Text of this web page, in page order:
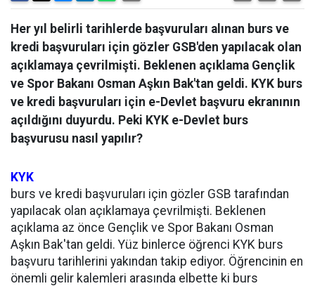
Her yıl belirli tarihlerde başvuruları alınan burs ve
kredi başvuruları için gözler GSB'den yapılacak olan
açıklamaya çevrilmişti. Beklenen açıklama Gençlik
ve Spor Bakanı Osman Aşkın Bak'tan geldi. KYK burs
ve kredi başvuruları için e-Devlet başvuru ekranının
açıldığını duyurdu. Peki KYK e-Devlet burs
başvurusu nasıl yapılır?
KYK
burs ve kredi başvuruları için gözler GSB tarafından
yapılacak olan açıklamaya çevrilmişti. Beklenen
açıklama az önce Gençlik ve Spor Bakanı Osman
Aşkın Bak'tan geldi. Yüz binlerce öğrenci KYK burs
başvuru tarihlerini yakından takip ediyor. Öğrencinin en
önemli gelir kalemleri arasında elbette ki burs